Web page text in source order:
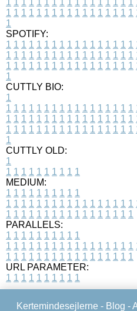
1 1 1 1 1 1 1 1 1 1 1 1 1 1 1 1 1
1 1 1 1 1 1 1 1 1 1 1 1 1 1 1 1 1
1
SPOTIFY:
1 1 1 1 1 1 1 1 1 1 1 1 1 1 1 1 1
1 1 1 1 1 1 1 1 1 1 1 1 1 1 1 1 1
1 1 1 1 1 1 1 1 1 1 1 1 1 1 1 1 1
1
CUTTLY BIO:
1
1 1 1 1 1 1 1 1 1 1 1 1 1 1 1 1 1
1 1 1 1 1 1 1 1 1 1 1 1 1 1 1 1 1
1 1 1 1 1 1 1 1 1 1 1 1 1 1 1 1 1
1
CUTTLY OLD:
1
1 1 1 1 1 1 1 1 1 1
MEDIUM:
1 1 1 1 1 1 1 1 1 1
1 1 1 1 1 1 1 1 1 1 1 1 1 1 1 1 1
1 1 1 1 1 1 1 1 1 1 1 1 1 1 1 1 1
PARALLELS:
1 1 1 1 1 1 1 1 1 1
1 1 1 1 1 1 1 1 1 1 1 1 1 1 1 1 1
1 1 1 1 1 1 1 1 1 1 1 1 1 1 1 1 1
URL PARAMETER:
1 1 1 1 1 1 1 1 1 1
Kertemindesejlerne - Blog -